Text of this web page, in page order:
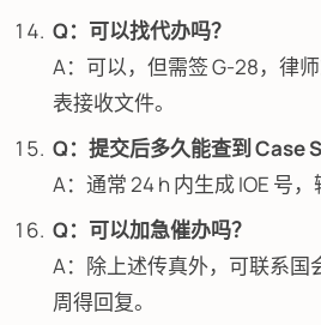
Q：可以找代办吗？
A：可以，但需签 G-28，律
表接收文件。
Q：提交后多久能查到 Case
A：通常 24 h 内生成 IOE 号，
Q：可以加急催办吗？
A：除上述传真外，可联系
周得回复。